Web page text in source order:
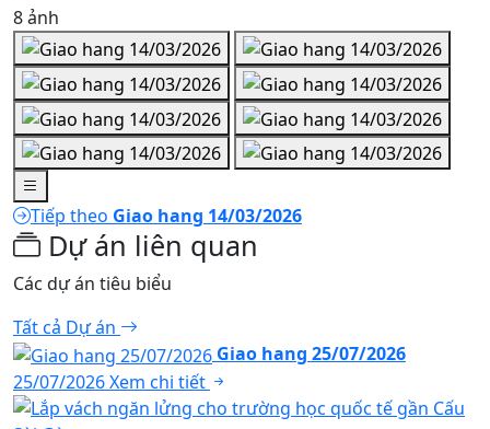
8 ảnh
Tiếp theo Giao hang 14/03/2026
Dự án liên quan
Các dự án tiêu biểu
Tất cả Dự án
Giao hang 25/07/2026
25/07/2026Xem chi tiết